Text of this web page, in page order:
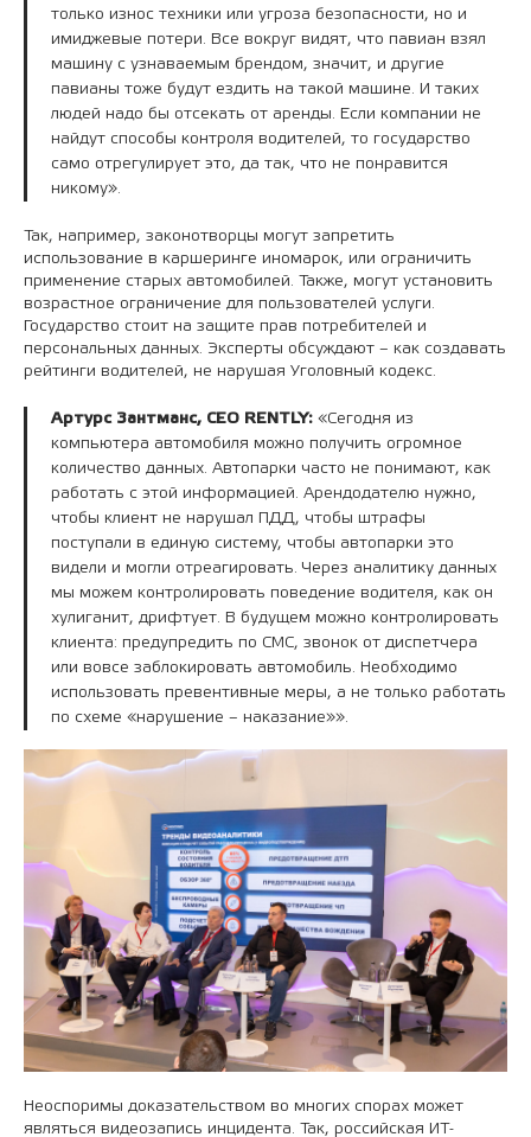
только износ техники или угроза безопасности, но и
имиджевые потери. Все вокруг видят, что павиан взял
машину с узнаваемым брендом, значит, и другие
павианы тоже будут ездить на такой машине. И таких
людей надо бы отсекать от аренды. Если компании не
найдут способы контроля водителей, то государство
само отрегулирует это, да так, что не понравится
никому».
Так, например, законотворцы могут запретить
использование в каршеринге иномарок, или ограничить
применение старых автомобилей. Также, могут установить
возрастное ограничение для пользователей услуги.
Государство стоит на защите прав потребителей и
персональных данных. Эксперты обсуждают – как создавать
рейтинги водителей, не нарушая Уголовный кодекс.
Артурс Зантманс, CEO RENTLY: «Сегодня из
компьютера автомобиля можно получить огромное
количество данных. Автопарки часто не понимают, как
работать с этой информацией. Арендодателю нужно,
чтобы клиент не нарушал ПДД, чтобы штрафы
поступали в единую систему, чтобы автопарки это
видели и могли отреагировать. Через аналитику данных
мы можем контролировать поведение водителя, как он
хулиганит, дрифтует. В будущем можно контролировать
клиента: предупредить по СМС, звонок от диспетчера
или вовсе заблокировать автомобиль. Необходимо
использовать превентивные меры, а не только работать
по схеме «нарушение – наказание»».
Неоспоримы доказательством во многих спорах может
являться видеозапись инцидента. Так, российская ИТ-